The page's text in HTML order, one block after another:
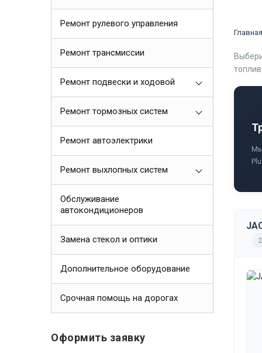
Главная
Ремонт рулевого управления
Ремонт трансмиссии
Ремонт подвески и ходовой
Ремонт тормозных систем
Ремонт автоэлектрики
Ремонт выхлопных систем
Обслуживание
автокондиционеров
Замена стекол и оптики
Дополнительное оборудование
Срочная помощь на дорогах
Оформить заявку